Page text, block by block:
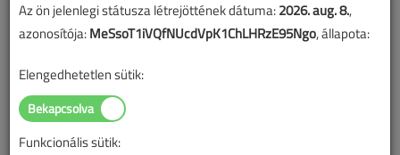
HKL Klímatechnika
Klímaberendezések
elektromos szakmai
szemmel
Az ön jelenlegi státusza létrejöttének dátuma:2026. aug. 8.,
azonosítója:MeSsoT1iVQfNUcdVpK1ChLHRzE95Ngo, állapota:
Elengedhetetlen sütik:
Funkcionális sütik: